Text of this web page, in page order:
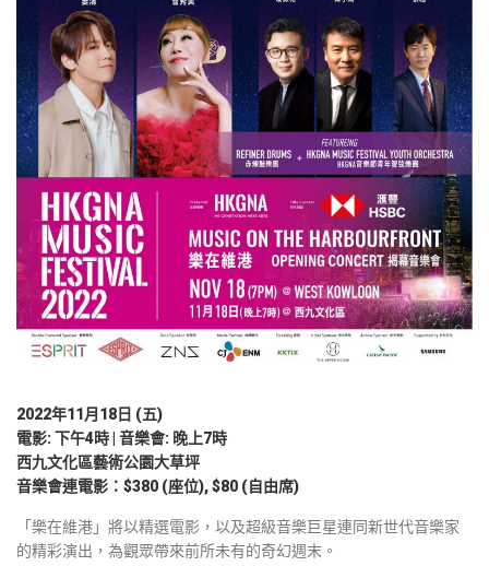
2022年11月18日 (五)
電影: 下午4時 | 音樂會: 晚上7時
西九文化區藝術公園大草坪
音樂會連電影：$380 (座位), $80 (自由席)
「樂在維港」將以精選電影，以及超級音樂巨星連同新世代音樂家
的精彩演出，為觀眾帶來前所未有的奇幻週末。